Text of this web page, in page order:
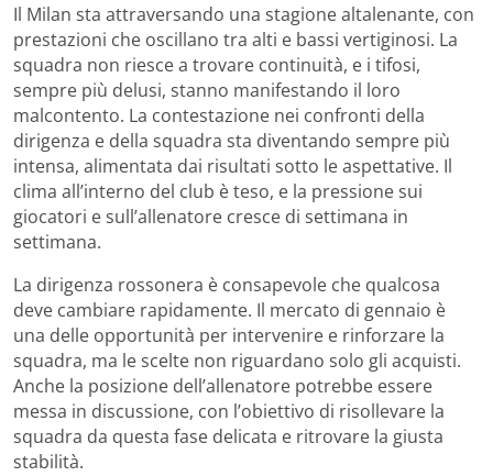
Il Milan sta attraversando una stagione altalenante, con
prestazioni che oscillano tra alti e bassi vertiginosi. La
squadra non riesce a trovare continuità, e i tifosi,
sempre più delusi, stanno manifestando il loro
malcontento. La contestazione nei confronti della
dirigenza e della squadra sta diventando sempre più
intensa, alimentata dai risultati sotto le aspettative. Il
clima all’interno del club è teso, e la pressione sui
giocatori e sull’allenatore cresce di settimana in
settimana.
La dirigenza rossonera è consapevole che qualcosa
deve cambiare rapidamente. Il mercato di gennaio è
una delle opportunità per intervenire e rinforzare la
squadra, ma le scelte non riguardano solo gli acquisti.
Anche la posizione dell’allenatore potrebbe essere
messa in discussione, con l’obiettivo di risollevare la
squadra da questa fase delicata e ritrovare la giusta
stabilità.